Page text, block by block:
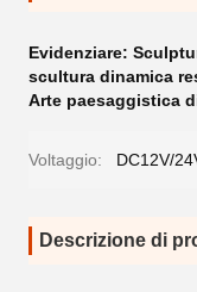
Evidenziare:
scultura dinamica
Arte paesaggistica
Voltaggio: DC12V/
Descrizione di